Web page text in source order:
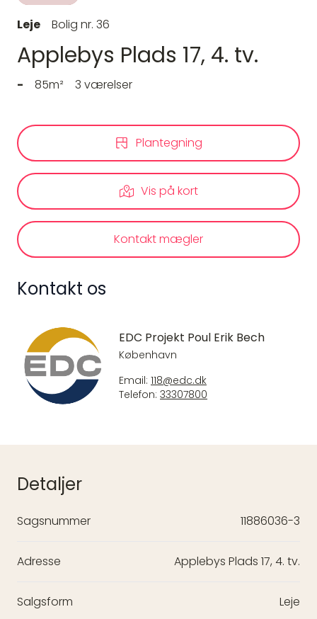
Leje Bolig nr. 36
Applebys Plads 17, 4. tv.
- 85m² 3 værelser
Plantegning
Vis på kort
Kontakt mægler
Kontakt os
EDC Projekt Poul Erik Bech
København
Email: 118@edc.dk
Telefon: 33307800
Detaljer
Sagsnummer 11886036-3
Adresse Applebys Plads 17, 4. tv.
Salgsform Leje